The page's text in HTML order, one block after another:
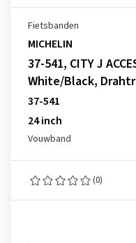
Fietsbanden
MICHELIN
37-541, CITY J
White/Black,
37-541
24 inch
Vouwband
(0)